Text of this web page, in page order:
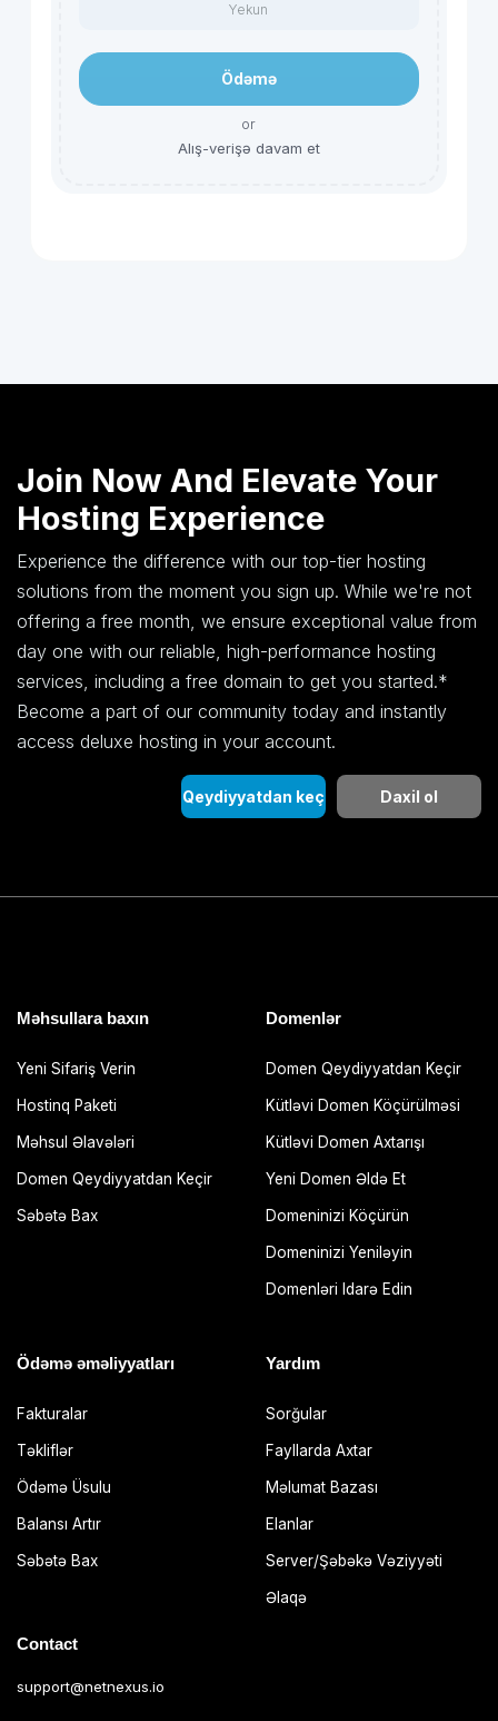
Yekun
Ödəmə
or
Alış-verişə davam et
Join Now And Elevate Your
Hosting Experience
Experience the difference with our top-tier hosting
solutions from the moment you sign up. While we're not
offering a free month, we ensure exceptional value from
day one with our reliable, high-performance hosting
services, including a free domain to get you started.*
Become a part of our community today and instantly
access deluxe hosting in your account.
Qeydiyyatdan keç Daxil ol
Məhsullara baxın
Yeni Sifariş Verin
Hostinq Paketi
Məhsul Əlavələri
Domen Qeydiyyatdan Keçir
Səbətə Bax
Domenlər
Domen Qeydiyyatdan Keçir
Kütləvi Domen Köçürülməsi
Kütləvi Domen Axtarışı
Yeni Domen Əldə Et
Domeninizi Köçürün
Domeninizi Yeniləyin
Domenləri Idarə Edin
Ödəmə əməliyyatları
Fakturalar
Təkliflər
Ödəmə Üsulu
Balansı Artır
Səbətə Bax
Yardım
Sorğular
Fayllarda Axtar
Məlumat Bazası
Elanlar
Server/Şəbəkə Vəziyyəti
Əlaqə
Contact
support@netnexus.io